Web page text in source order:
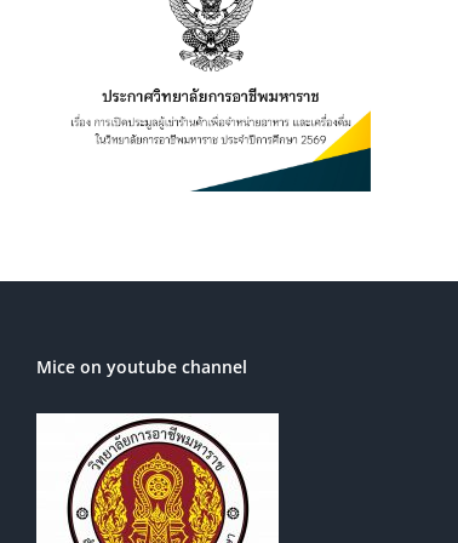
Mice on youtube channel